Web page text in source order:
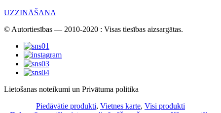
UZZINĀŠANA
© Autortiesības — 2010-2020 : Visas tiesības aizsargātas.
Lietošanas noteikumi un Privātuma politika
Piedāvātie produkti, Vietnes karte, Visi produkti